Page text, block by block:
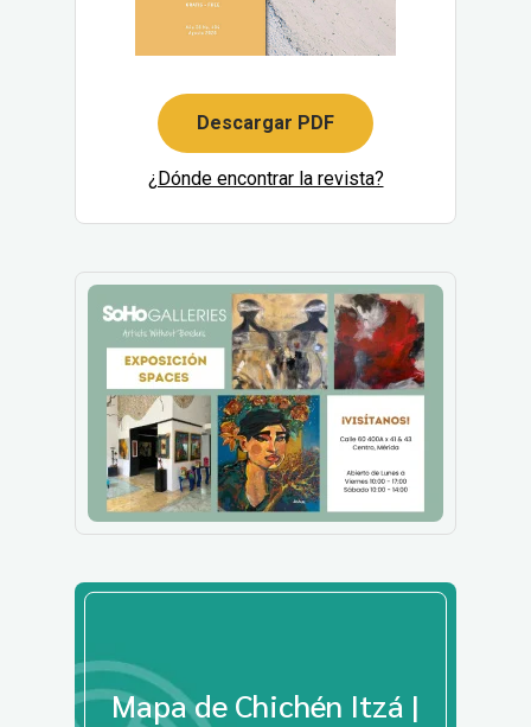
Descargar PDF
¿Dónde encontrar la revista?
Mapa de Chichén Itzá |